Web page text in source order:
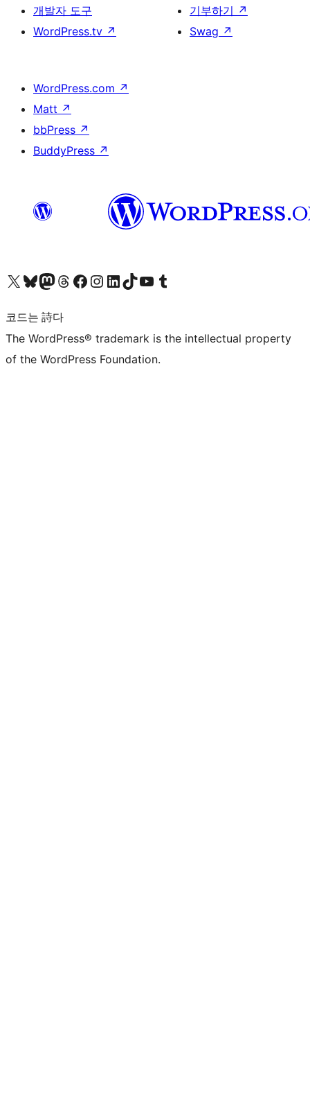
개발자 도구
WordPress.tv ↗
기부하기 ↗
Swag ↗
WordPress.com ↗
Matt ↗
bbPress ↗
BuddyPress ↗
X(이전 트위터) 계정 방문하기블루스카이 계정 방문하기마스토돈 계정 방문하기스레드 계정 방문하기 페이스북 페이지 방문하기인스타그램 계정 방문하기 LinkedIn 계정 방문하기틱톡 계정 방문하기유튜브 채널 방문하기 텀블러 계정 방문하기
코드는 詩다
The WordPress® trademark is the intellectual property
of the WordPress Foundation.